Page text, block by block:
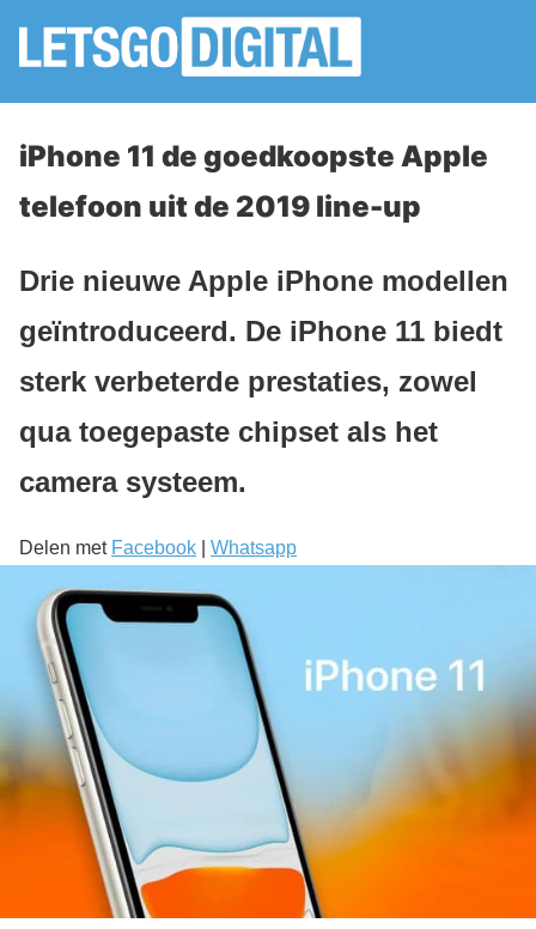
iPhone 11 de goedkoopste Apple
telefoon uit de 2019 line-up
Drie nieuwe Apple iPhone modellen
geïntroduceerd. De iPhone 11 biedt
sterk verbeterde prestaties, zowel
qua toegepaste chipset als het
camera systeem.
Delen met Facebook Whatsapp